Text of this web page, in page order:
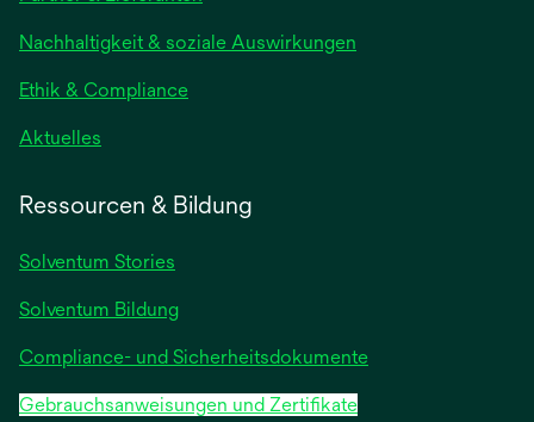
neuen
Registerkarte
geöffnet
Nachhaltigkeit & soziale Auswirkungen
Ethik & Compliance
Aktuelles
Registerkarte
Ressourcen & Bildung
Solventum Stories
Solventum Bildung
Compliance- und Sicherheitsdokumente
Gebrauchsanweisungen und Zertifikate